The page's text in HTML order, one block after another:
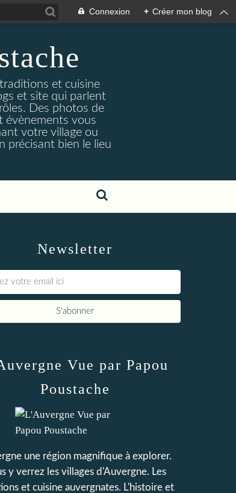
Connexion + Créer mon blog
et cuisine
et site qui parlent
Des photos de
évènements vous
votre village ou
précisant bien le lieu
Newsletter
Vue par Papou
Poustache
une région magnifique à explorer.
y verrez les villages d'Auvergne. Les
et cuisine auvergnates. L'histoire et